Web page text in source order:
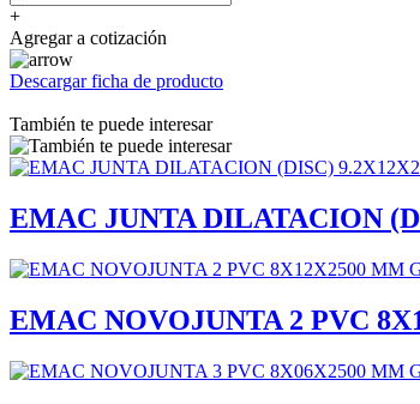
+
Agregar a cotización
Descargar ficha de producto
También te puede interesar
EMAC JUNTA DILATACION
EMAC NOVOJUNTA 2 PVC